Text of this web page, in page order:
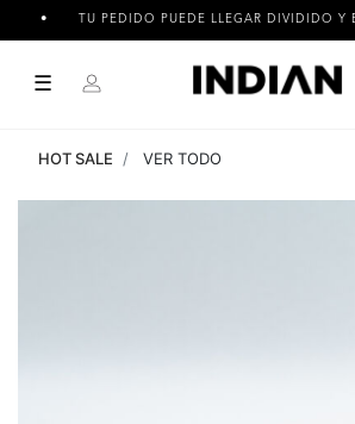
TU PEDIDO PUEDE LLEGAR DIVIDIDO Y EN
☰
HOT SALE VER TODO